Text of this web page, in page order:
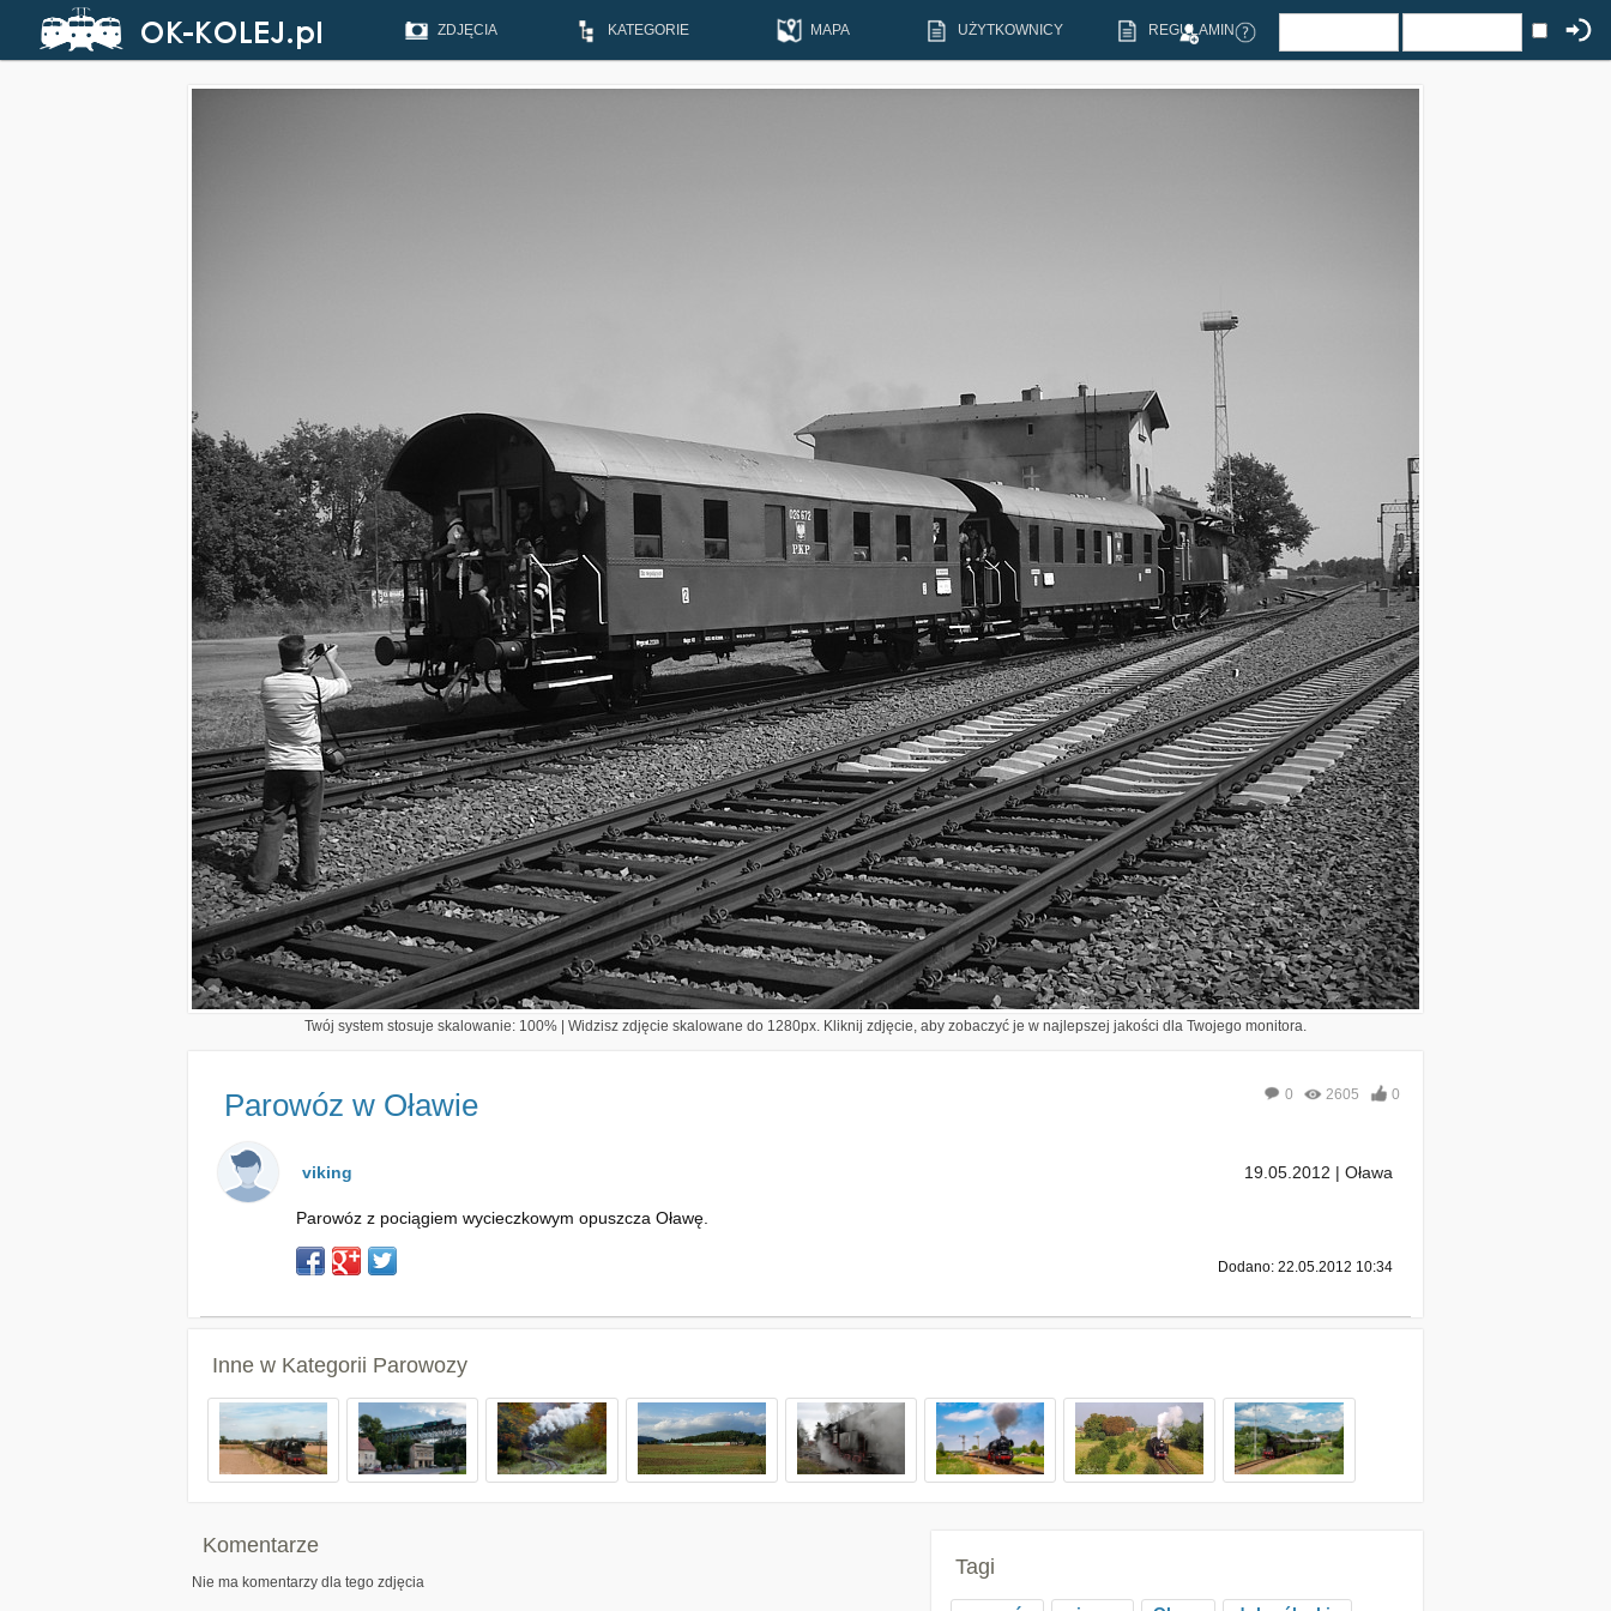
ZDJĘCIA KATEGORIE MAPA UŻYTKOWNICY REGULAMIN
Twój system stosuje skalowanie: 100% | Widzisz zdjęcie skalowane do 1280px. Kliknij zdjęcie, aby zobaczyć je w najlepszej jakości dla Twojego monitora.
Parowóz w Oławie 0 2605 0
viking 19.05.2012 | Oława
Parowóz z pociągiem wycieczkowym opuszcza Oławę.
Dodano: 22.05.2012 10:34
Inne w Kategorii Parowozy
Komentarze
Nie ma komentarzy dla tego zdjęcia
Tagi